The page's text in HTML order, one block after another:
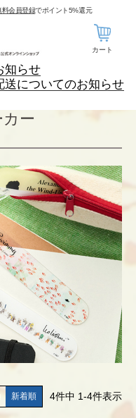
料会員登録でポイント5%還元
カート
知らせ
についてのお知らせ
ー
新着順 4件中 1-4件表示